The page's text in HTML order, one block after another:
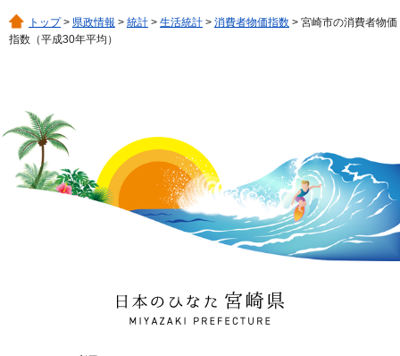
トップ> 県政情報 > 統計 > 生活統計 > 消費者物価指数 > 宮崎市の消費者物価
指数（平成30年平均）
日本のひなた 宮崎県
MIYAZAKI PREFECTURE